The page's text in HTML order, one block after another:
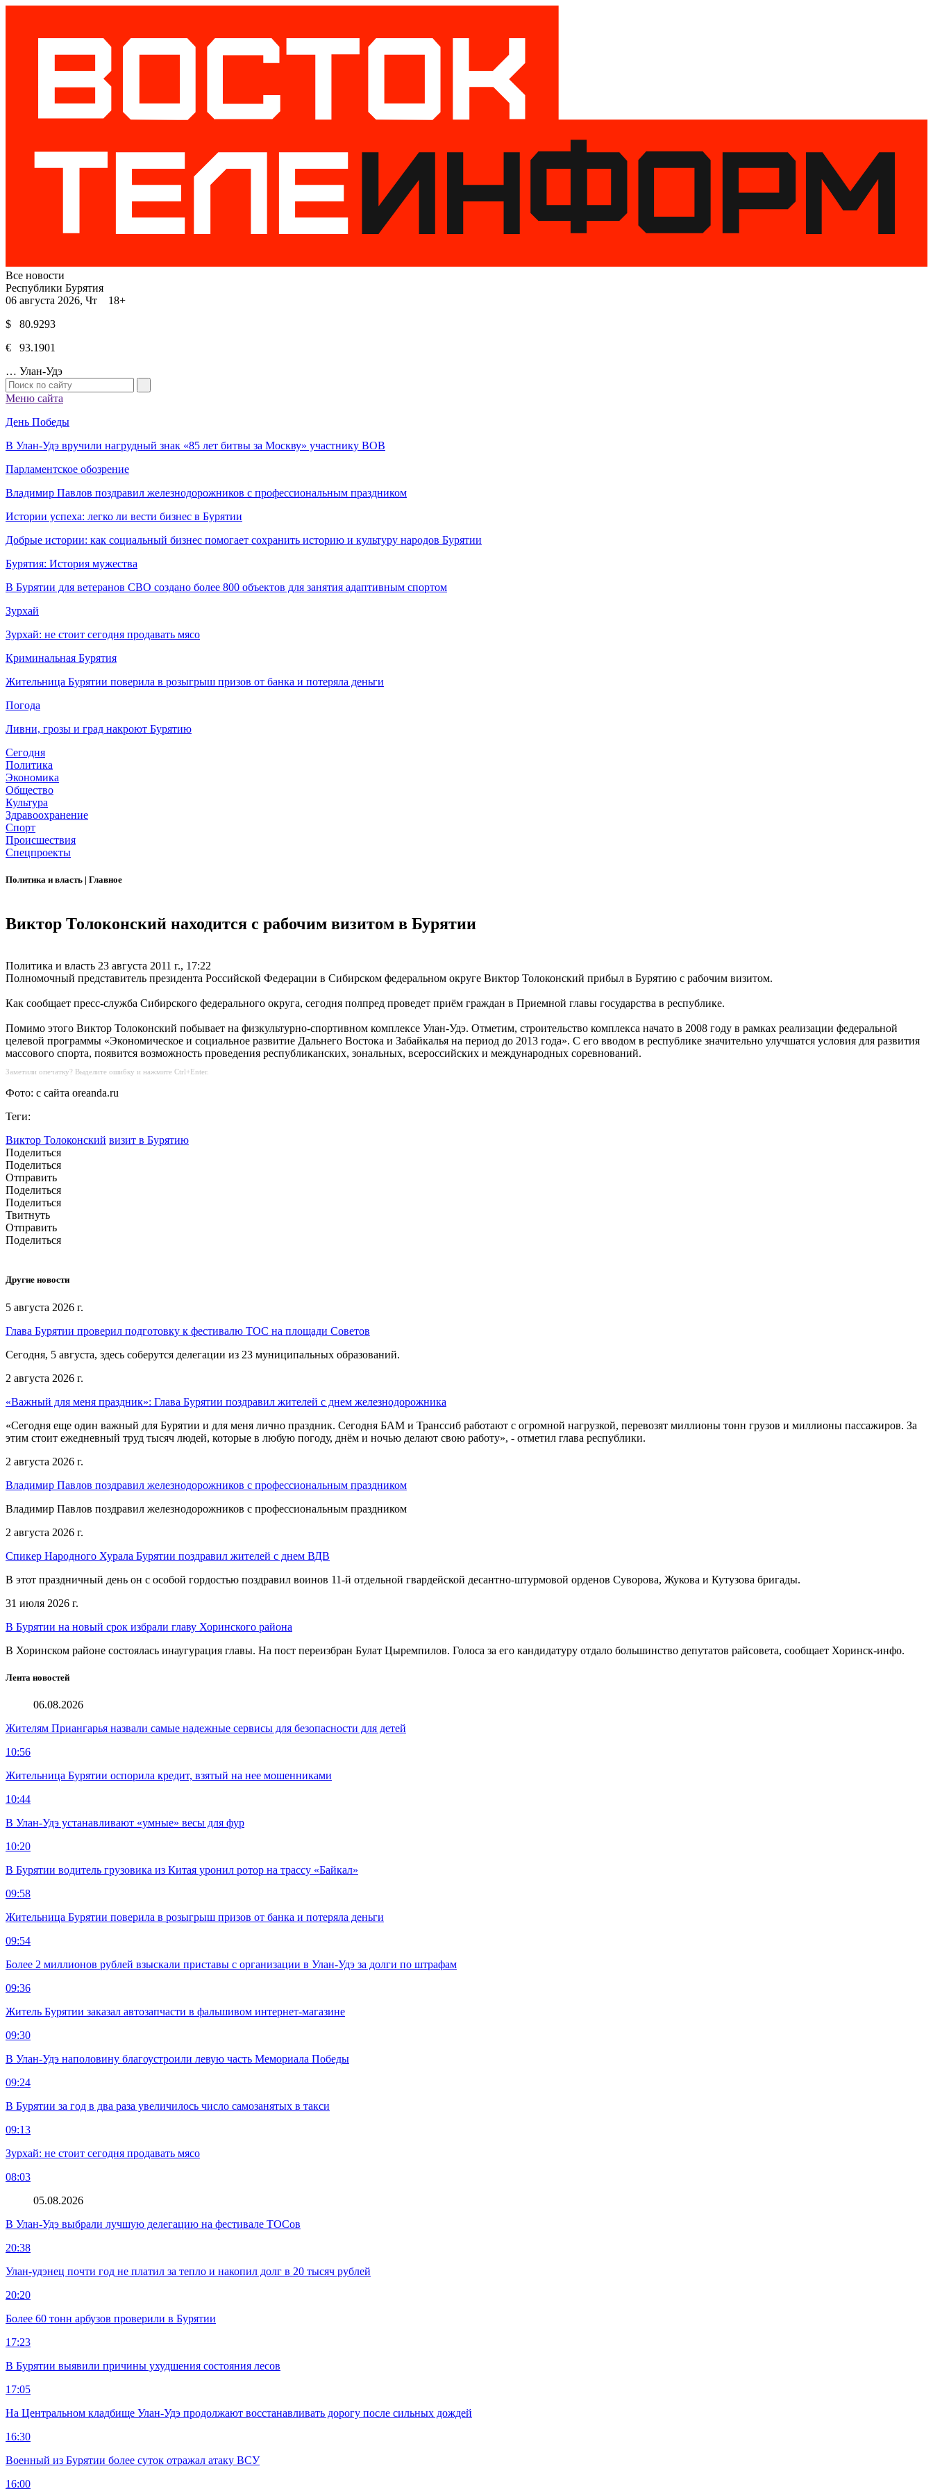
Все новости
Республики Бурятия
06 августа 2026, Чт 18+
$ 80.9293
€ 93.1901
… Улан-Удэ
Меню сайта
День Победы
В Улан-Удэ вручили нагрудный знак «85 лет битвы за Москву» участнику ВОВ
Парламентское обозрение
Владимир Павлов поздравил железнодорожников с профессиональным праздником
Истории успеха: легко ли вести бизнес в Бурятии
Добрые истории: как социальный бизнес помогает сохранить историю и культуру народов Бурятии
Бурятия: История мужества
В Бурятии для ветеранов СВО создано более 800 объектов для занятия адаптивным спортом
Зурхай
Зурхай: не стоит сегодня продавать мясо
Криминальная Бурятия
Жительница Бурятии поверила в розыгрыш призов от банка и потеряла деньги
Погода
Ливни, грозы и град накроют Бурятию
Сегодня
Политика
Экономика
Общество
Культура
Здравоохранение
Спорт
Происшествия
Спецпроекты
Политика и власть | Главное
Виктор Толоконский находится с рабочим визитом в Бурятии
Политика и власть 23 августа 2011 г., 17:22
Полномочный представитель президента Российской Федерации в Сибирском федеральном округе Виктор Толоконский прибыл в Бурятию с рабочим визитом.
Как сообщает пресс-служба Сибирского федерального округа, сегодня полпред проведет приём граждан в Приемной главы государства в республике.
Помимо этого Виктор Толоконский побывает на физкультурно-спортивном комплексе Улан-Удэ. Отметим, строительство комплекса начато в 2008 году в рамках реализации федеральной
целевой программы «Экономическое и социальное развитие Дальнего Востока и Забайкалья на период до 2013 года». С его вводом в республике значительно улучшатся условия для развития
массового спорта, появится возможность проведения республиканских, зональных, всероссийских и международных соревнований.
Заметили опечатку? Выделите ошибку и нажмите Ctrl+Enter.
Фото: с сайта oreanda.ru
Теги:
Виктор Толоконский визит в Бурятию
Поделиться
Поделиться
Отправить
Поделиться
Поделиться
Твитнуть
Отправить
Поделиться
Другие новости
5 августа 2026 г.
Глава Бурятии проверил подготовку к фестивалю ТОС на площади Советов
Сегодня, 5 августа, здесь соберутся делегации из 23 муниципальных образований.
2 августа 2026 г.
«Важный для меня праздник»: Глава Бурятии поздравил жителей с днем железнодорожника
«Сегодня еще один важный для Бурятии и для меня лично праздник. Сегодня БАМ и Транссиб работают с огромной нагрузкой, перевозят миллионы тонн грузов и миллионы пассажиров. За
этим стоит ежедневный труд тысяч людей, которые в любую погоду, днём и ночью делают свою работу», - отметил глава республики.
2 августа 2026 г.
Владимир Павлов поздравил железнодорожников с профессиональным праздником
Владимир Павлов поздравил железнодорожников с профессиональным праздником
2 августа 2026 г.
Спикер Народного Хурала Бурятии поздравил жителей с днем ВДВ
В этот праздничный день он с особой гордостью поздравил воинов 11-й отдельной гвардейской десантно-штурмовой орденов Суворова, Жукова и Кутузова бригады.
31 июля 2026 г.
В Бурятии на новый срок избрали главу Хоринского района
В Хоринском районе состоялась инаугурация главы. На пост переизбран Булат Цыремпилов. Голоса за его кандидатуру отдало большинство депутатов райсовета, сообщает Хоринск-инфо.
Лента новостей
06.08.2026
Жителям Приангарья назвали самые надежные сервисы для безопасности для детей
10:56
Жительница Бурятии оспорила кредит, взятый на нее мошенниками
10:44
В Улан-Удэ устанавливают «умные» весы для фур
10:20
В Бурятии водитель грузовика из Китая уронил ротор на трассу «Байкал»
09:58
Жительница Бурятии поверила в розыгрыш призов от банка и потеряла деньги
09:54
Более 2 миллионов рублей взыскали приставы с организации в Улан-Удэ за долги по штрафам
09:36
Житель Бурятии заказал автозапчасти в фальшивом интернет-магазине
09:30
В Улан-Удэ наполовину благоустроили левую часть Мемориала Победы
09:24
В Бурятии за год в два раза увеличилось число самозанятых в такси
09:13
Зурхай: не стоит сегодня продавать мясо
08:03
05.08.2026
В Улан-Удэ выбрали лучшую делегацию на фестивале ТОСов
20:38
Улан-удэнец почти год не платил за тепло и накопил долг в 20 тысяч рублей
20:20
Более 60 тонн арбузов проверили в Бурятии
17:23
В Бурятии выявили причины ухудшения состояния лесов
17:05
На Центральном кладбище Улан-Удэ продолжают восстанавливать дорогу после сильных дождей
16:30
Военный из Бурятии более суток отражал атаку ВСУ
16:00